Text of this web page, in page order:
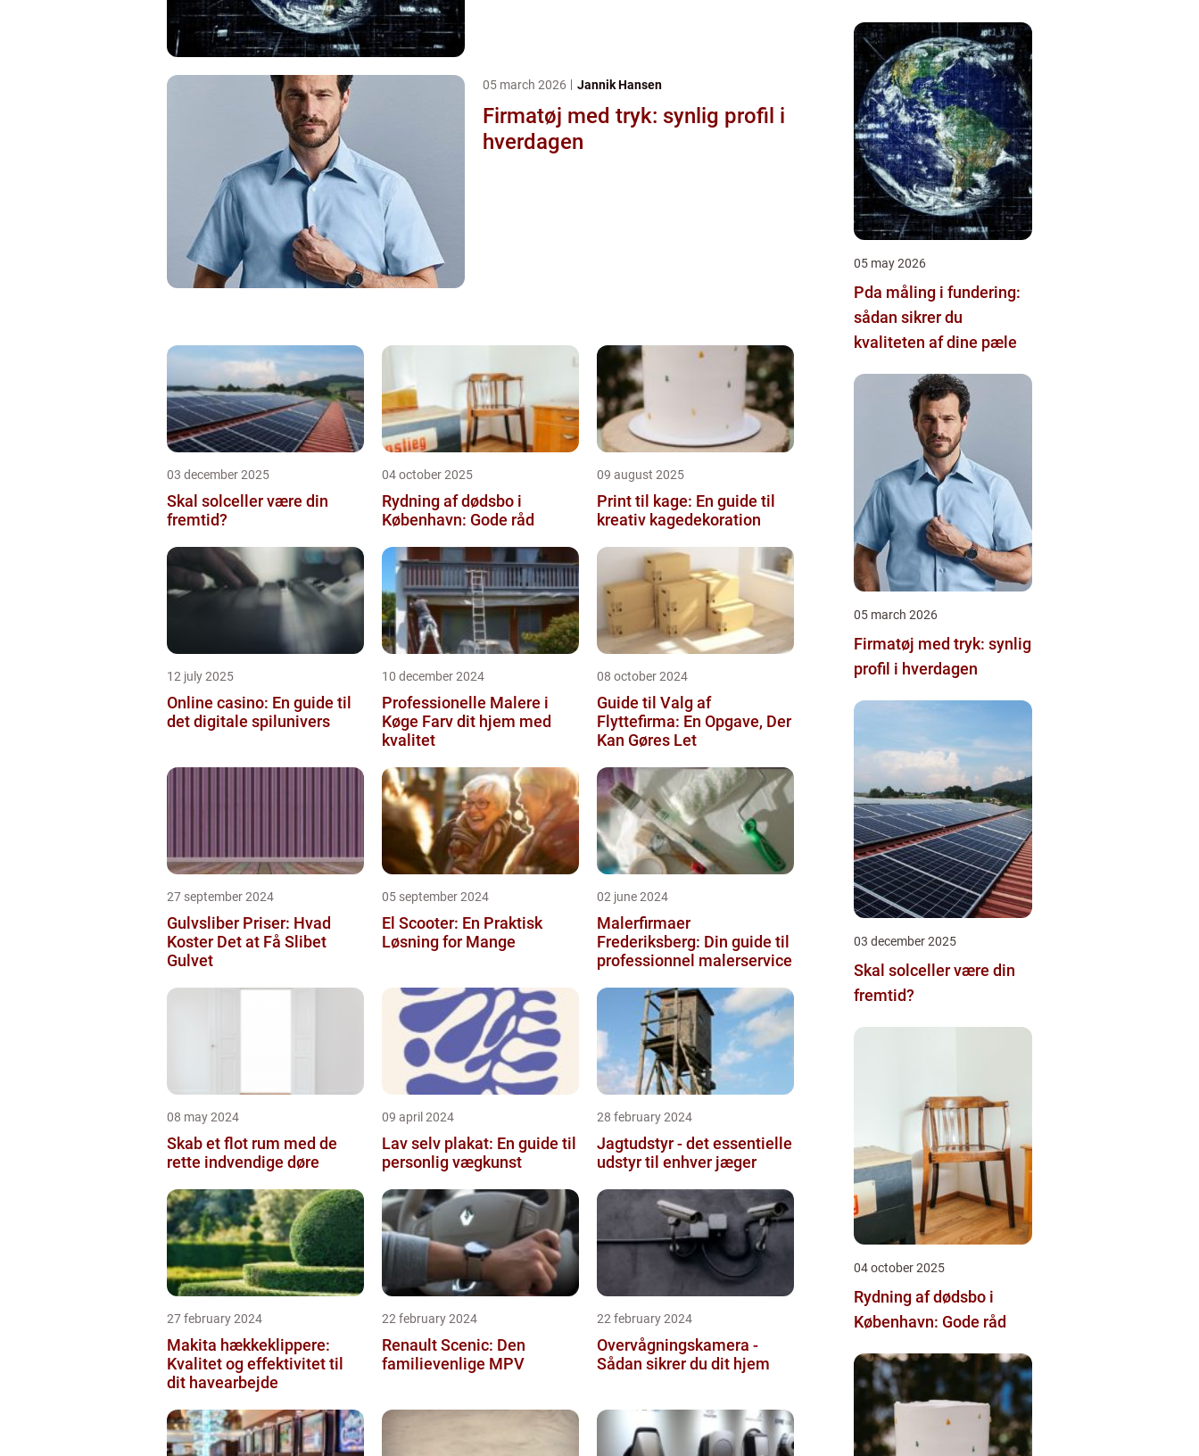
05 march 2026 Jannik Hansen
Firmatøj med tryk: synlig profil i
hverdagen
03 december 2025
Skal solceller være din
fremtid?
04 october 2025
Rydning af dødsbo i
København: Gode råd
09 august 2025
Print til kage: En guide til
kreativ kagedekoration
12 july 2025
Online casino: En guide til
det digitale spilunivers
10 december 2024
Professionelle Malere i
Køge Farv dit hjem med
kvalitet
08 october 2024
Guide til Valg af
Flyttefirma: En Opgave, Der
Kan Gøres Let
27 september 2024
Gulvsliber Priser: Hvad
Koster Det at Få Slibet
Gulvet
05 september 2024
El Scooter: En Praktisk
Løsning for Mange
02 june 2024
Malerfirmaer
Frederiksberg: Din guide til
professionnel malerservice
08 may 2024
Skab et flot rum med de
rette indvendige døre
09 april 2024
Lav selv plakat: En guide til
personlig vægkunst
28 february 2024
Jagtudstyr - det essentielle
udstyr til enhver jæger
27 february 2024
Makita hækkeklippere:
Kvalitet og effektivitet til
dit havearbejde
22 february 2024
Renault Scenic: Den
familievenlige MPV
22 february 2024
Overvågningskamera -
Sådan sikrer du dit hjem
05 may 2026
Pda måling i fundering:
sådan sikrer du
kvaliteten af dine pæle
05 march 2026
Firmatøj med tryk: synlig
profil i hverdagen
03 december 2025
Skal solceller være din
fremtid?
04 october 2025
Rydning af dødsbo i
København: Gode råd